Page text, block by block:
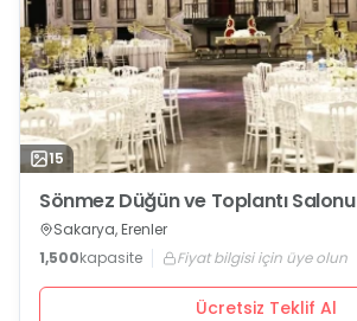
15
Sönmez Düğün ve Toplantı Salonu
Sakarya, Erenler
1,500kapasite Fiyat bilgisi için üye olun
Ücretsiz Teklif Al